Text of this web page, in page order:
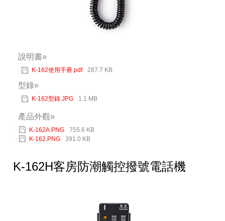
說明書»
K-162使用手冊.pdf 287.7 KB
型錄»
K-162型錄.JPG 1.1 MB
產品外觀»
K-162A.PNG
755.6 KB
K-162.PNG
391.0 KB
K-162H客房防潮觸控撥號電話機